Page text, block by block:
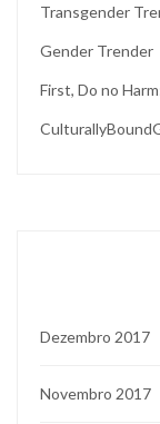
Transgender
Gender Trender
First, Do no
Dezembro 2017
Novembro 2017